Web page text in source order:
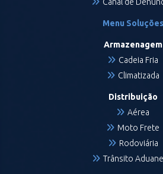
Menu Soluções
Armazenagem
Cadeia Fria
Climatizada
Distribuição
Aérea
Moto Frete
Rodoviária
Trânsito